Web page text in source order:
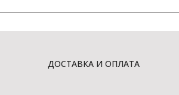
ДОСТАВКА И ОПЛАТА